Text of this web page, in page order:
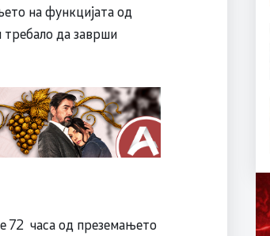
на функцијата од
требало да заврши
72 часа од преземањето